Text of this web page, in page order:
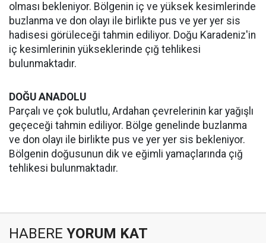
olması bekleniyor. Bölgenin iç ve yüksek kesimlerinde
buzlanma ve don olayı ile birlikte pus ve yer yer sis
hadisesi görüleceği tahmin ediliyor. Doğu Karadeniz'in
iç kesimlerinin yükseklerinde çığ tehlikesi
bulunmaktadır.
DOĞU ANADOLU
Parçalı ve çok bulutlu, Ardahan çevrelerinin kar yağışlı
geçeceği tahmin ediliyor. Bölge genelinde buzlanma
ve don olayı ile birlikte pus ve yer yer sis bekleniyor.
Bölgenin doğusunun dik ve eğimli yamaçlarında çığ
tehlikesi bulunmaktadır.
HABERE YORUM KAT